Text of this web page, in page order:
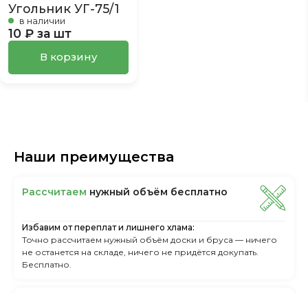
Угольник УГ-75/1
в наличии
10 ₽ за шт
В корзину
Наши преимущества
Рассчитаем нужный объём бесплатно
Избавим от переплат и лишнего хлама:
Точно рассчитаем нужный объём доски и бруса — ничего
не останется на складе, ничего не придётся докупать.
Бесплатно.